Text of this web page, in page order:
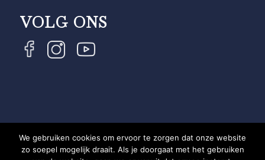
VOLG ONS
COPYRIGHT JRS - EQUESTRIAN BRAND EXPERT -
We gebruiken cookies om ervoor te zorgen dat onze website
zo soepel mogelijk draait. Als je doorgaat met het gebruiken